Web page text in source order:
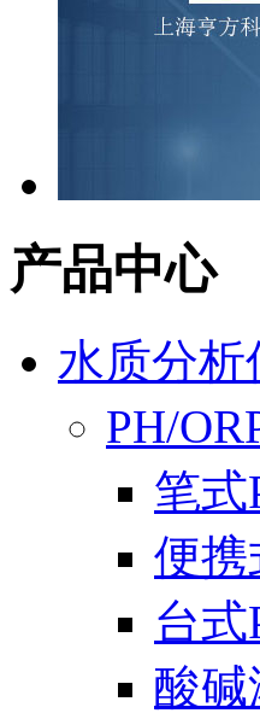
产品中心
水质分析
PH/
笔式
便携
台式
酸碱